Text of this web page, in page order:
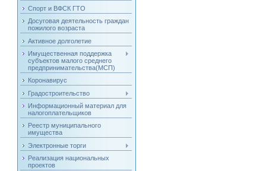
Спорт и ВФСК ГТО
Досуговая деятельность граждан
пожилого возраста
Активное долголетие
Имущественная поддержка
субъектов малого среднего
предпринимательства(МСП)
Коронавирус
Градостроительство
Информационный материал для
налогоплательщиков
Реестр муниципального
имущества
Электронные торги
Реализация национальных
проектов